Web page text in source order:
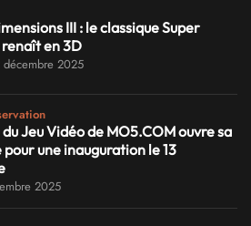
III : le classique Super
en 3D
2025
du Jeu Vidéo de MO5.COM ouvre sa
une inauguration le 13
2025